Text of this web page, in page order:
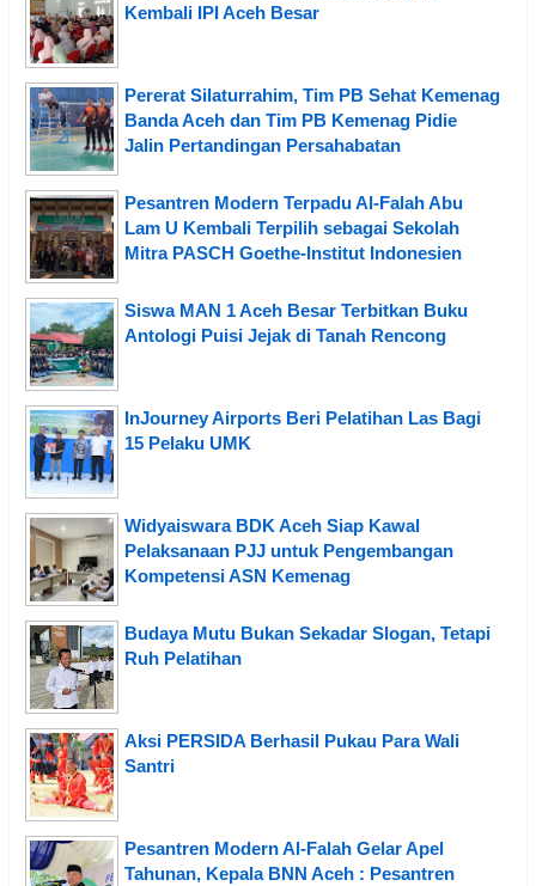
Kembali IPI Aceh Besar
Pererat Silaturrahim, Tim PB Sehat Kemenag
Banda Aceh dan Tim PB Kemenag Pidie
Jalin Pertandingan Persahabatan
Pesantren Modern Terpadu Al-Falah Abu
Lam U Kembali Terpilih sebagai Sekolah
Mitra PASCH Goethe-Institut Indonesien
Siswa MAN 1 Aceh Besar Terbitkan Buku
Antologi Puisi Jejak di Tanah Rencong
InJourney Airports Beri Pelatihan Las Bagi
15 Pelaku UMK
Widyaiswara BDK Aceh Siap Kawal
Pelaksanaan PJJ untuk Pengembangan
Kompetensi ASN Kemenag
Budaya Mutu Bukan Sekadar Slogan, Tetapi
Ruh Pelatihan
Aksi PERSIDA Berhasil Pukau Para Wali
Santri
Pesantren Modern Al-Falah Gelar Apel
Tahunan, Kepala BNN Aceh : Pesantren